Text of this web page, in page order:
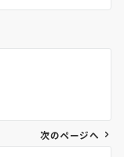
次のページへ